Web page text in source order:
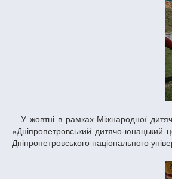
У жовтні в рамках Міжнародної дитячої туристичної виставки «З любов’ю до Батьківщини в Європейській спільноті» комунальним закладом
«Дніпропетровський дитячо-юнацький
Дніпропетровського національного